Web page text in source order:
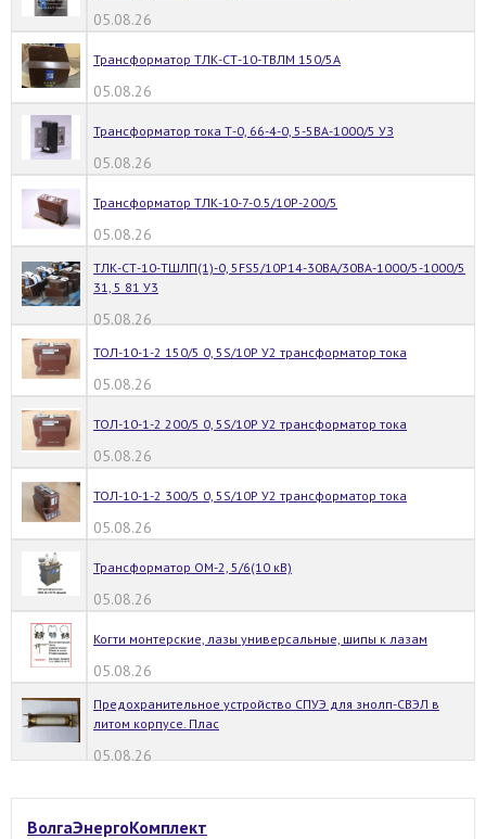
05.08.26
Трансформатор ТЛК-СТ-10-ТВЛМ 150/5А
05.08.26
Трансформатор тока Т-0, 66-4-0, 5-5ВА-1000/5 УЗ
05.08.26
Трансформатор ТЛК-10-7-0.5/10Р-200/5
05.08.26
ТЛК-СТ-10-ТШЛП(1)-0, 5FS5/10Р14-30ВА/30ВА-1000/5-1000/5
31, 5 81 У3
05.08.26
ТОЛ-10-1-2 150/5 0, 5S/10Р У2 трансформатор тока
05.08.26
ТОЛ-10-1-2 200/5 0, 5S/10Р У2 трансформатор тока
05.08.26
ТОЛ-10-1-2 300/5 0, 5S/10Р У2 трансформатор тока
05.08.26
Трансформатор ОМ-2, 5/6(10 кВ)
05.08.26
Когти монтерские, лазы универсальные, шипы к лазам
05.08.26
Предохранительное устройство СПУЭ для знолп-СВЭЛ в
литом корпусе. Плас
05.08.26
ВолгаЭнергоКомплект